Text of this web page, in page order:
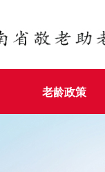
老龄政策